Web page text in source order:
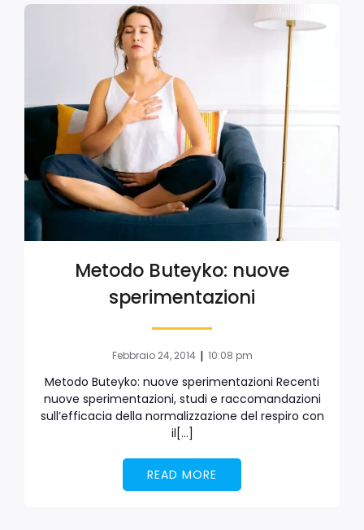
Metodo Buteyko: nuove
sperimentazioni
Febbraio 24, 2014 | 10:08 pm
Metodo Buteyko: nuove sperimentazioni Recenti
nuove sperimentazioni, studi e raccomandazioni
sull’efficacia della normalizzazione del respiro con
il[…]
READ MORE